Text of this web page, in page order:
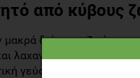
από κύβους
διάρκεια ζωής
λαχανικών είναι οι
γεύση που οι κύβοι